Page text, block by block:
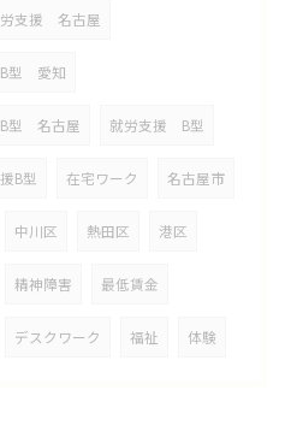
支援 名古屋
型 愛知
型 名古屋 就労支援 B型
B型 在宅ワーク 名古屋市
中川区 熱田区 港区
精神障害 最低賃金
デスクワーク 福祉 体験